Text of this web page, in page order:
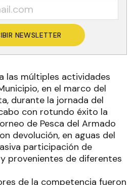
NEWSLETTER
las múltiples actividades
en el marco del
durante la jornada del
con rotundo éxito la
de Pesca del Armado
devolución, en aguas del
participación de
provenientes de diferentes
de la competencia fueron